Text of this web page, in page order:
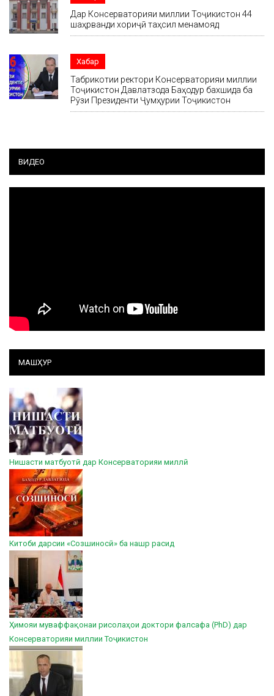
Дар Консерваторияи миллии Тоҷикистон 44
шаҳрванди хориҷӣ таҳсил менамояд
Хабар
Табрикотии ректори Консерваторияи миллии
Тоҷикистон Давлатзода Баҳодур бахшида ба
Рӯзи Президенти Ҷумҳурии Тоҷикистон
ВИДЕО
МАШҲУР
Нишасти матбуотӣ дар Консерваторияи миллӣ
Китоби дарсии «Созшиносӣ» ба нашр расид
Ҳимояи муваффақонаи рисолаҳои доктори фалсафа (PhD) дар
Консерваторияи миллии Тоҷикистон